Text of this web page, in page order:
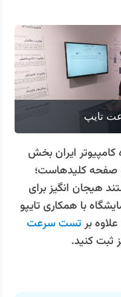
تایپ
ایران بخش
صفحه کلیدهاست؛
هیجان انگیز برای
با همکاری تایپو
بر تست سرعت
ثبت کنید.